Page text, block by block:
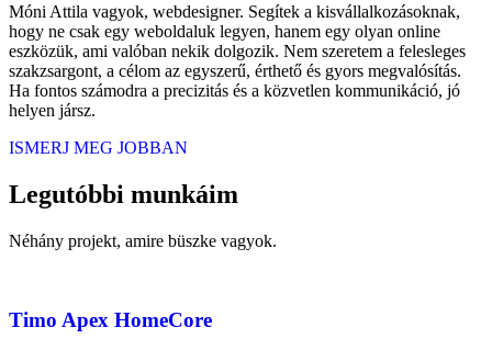
Móni Attila vagyok, webdesigner. Segítek a kisvállalkozásoknak,
hogy ne csak egy weboldaluk legyen, hanem egy olyan online
eszközük, ami valóban nekik dolgozik. Nem szeretem a felesleges
szakzsargont, a célom az egyszerű, érthető és gyors megvalósítás.
Ha fontos számodra a precizitás és a közvetlen kommunikáció, jó
helyen jársz.
ISMERJ MEG JOBBAN
Legutóbbi munkáim
Néhány projekt, amire büszke vagyok.
Timo Apex HomeCore